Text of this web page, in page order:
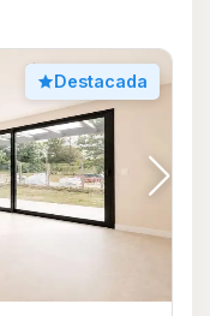
Destacada